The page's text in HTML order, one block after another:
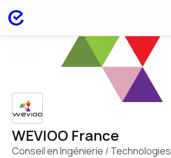
WEVIOO France
Conseil en Ingénierie / Technologies